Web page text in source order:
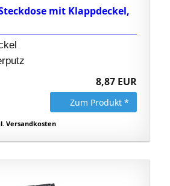
mit Klappdeckel,
8,87 EUR
Zum Produkt *
Versandkosten